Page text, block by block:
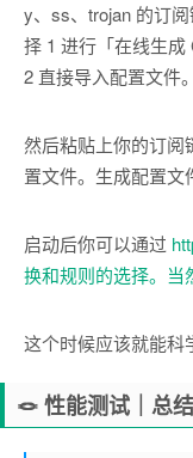
y、ss、trojan 的订
择 1 进行「在线生
2 直接导入配置文件。
然后粘贴上你的订阅
置文件。生成配置文
启动后你可以通过
换和规则的选择。当
这个时候应该就能科
🪢 性能测试｜总结